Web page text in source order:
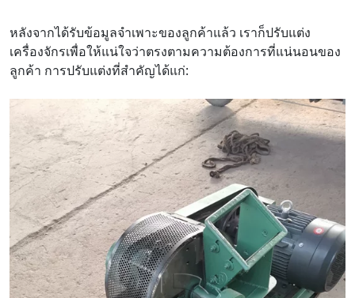
หลังจากได้รับข้อมูลจำเพาะของลูกค้าแล้ว เราก็ปรับแต่ง
เครื่องจักรเพื่อให้แน่ใจว่าตรงตามความต้องการที่แน่นอนของ
ลูกค้า การปรับแต่งที่สำคัญได้แก่: